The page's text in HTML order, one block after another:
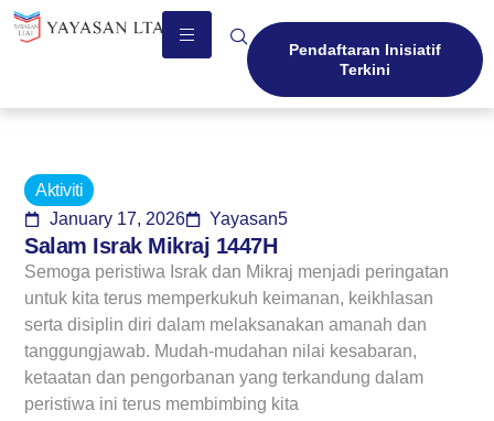
Pendaftaran Inisiatif
Terkini
Aktiviti
January 17, 2026
Yayasan5
Salam Israk Mikraj 1447H
Semoga peristiwa Israk dan Mikraj menjadi peringatan
untuk kita terus memperkukuh keimanan, keikhlasan
serta disiplin diri dalam melaksanakan amanah dan
tanggungjawab. Mudah-mudahan nilai kesabaran,
ketaatan dan pengorbanan yang terkandung dalam
peristiwa ini terus membimbing kita